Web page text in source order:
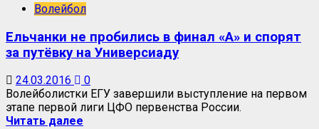
Волейбол
Ельчанки не пробились в финал «А» и спорят
за путёвку на Универсиаду
24.03.2016
0
Волейболистки ЕГУ завершили выступление на первом
этапе первой лиги ЦФО первенства России.
Читать далее